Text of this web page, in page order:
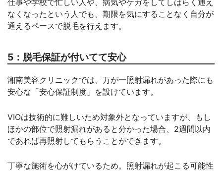
なくなったという人でも、期限を気にすることなく自分が
通えるペースで脱毛を行えます。
5：脱毛保証が付いてて安心
湘南美容クリニックでは、万が一照射漏れがあった際にも
安心な「安心保証制度」を設けています。
VIOは技術的に難しいため対象外となっていますが、もし
ほかの部位で照射漏れがあると分かった場合、2週間以内
であれば再照射してもらうことができます。
丁寧な施術を心がけているため。照射漏れが起こる可能性